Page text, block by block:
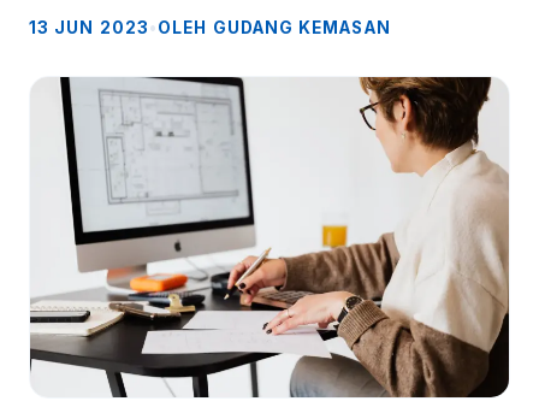
13 JUN 2023•OLEH GUDANG KEMASAN